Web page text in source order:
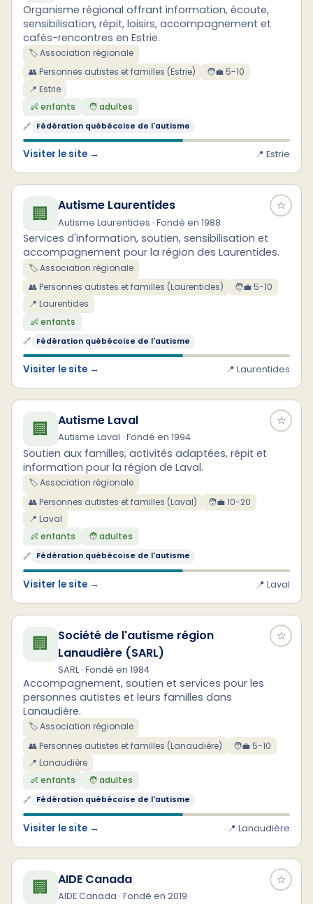
Organisme régional offrant information, écoute,
sensibilisation, répit, loisirs, accompagnement et
cafés-rencontres en Estrie.
🏷️ Association régionale
👥 Personnes autistes et familles (Estrie)
🧑‍💼 5-10
📍 Estrie
👶 enfants
🧑 adultes
🔗 Fédération québécoise de l'autisme
Visiter le site → 📍 Estrie
☆
🏢 Autisme Laurentides
Autisme Laurentides · Fondé en 1988
Services d'information, soutien, sensibilisation et
accompagnement pour la région des Laurentides.
🏷️ Association régionale
👥 Personnes autistes et familles (Laurentides)
🧑‍💼 5-10
📍 Laurentides
👶 enfants
🔗 Fédération québécoise de l'autisme
Visiter le site → 📍 Laurentides
☆
🏢 Autisme Laval
Autisme Laval · Fondé en 1994
Soutien aux familles, activités adaptées, répit et
information pour la région de Laval.
🏷️ Association régionale
👥 Personnes autistes et familles (Laval)
🧑‍💼 10-20
📍 Laval
👶 enfants
🧑 adultes
🔗 Fédération québécoise de l'autisme
Visiter le site → 📍 Laval
☆
🏢
Société de l'autisme région
Lanaudière (SARL)
SARL · Fondé en 1984
Accompagnement, soutien et services pour les
personnes autistes et leurs familles dans
Lanaudière.
🏷️ Association régionale
👥 Personnes autistes et familles (Lanaudière)
🧑‍💼 5-10
📍 Lanaudière
👶 enfants
🧑 adultes
🔗 Fédération québécoise de l'autisme
Visiter le site → 📍 Lanaudière
☆
🏢 AIDE Canada
AIDE Canada · Fondé en 2019